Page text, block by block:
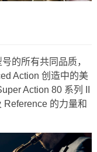
的所有共同品质，
Action 创造中的美
Action 80 系列 II
Reference 的力量和